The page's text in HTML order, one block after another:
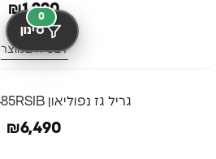
₪1,290
לצפייה במוצר
גריל גז נפוליאון LEGEND 485RSIB
₪6,490
סינון
0